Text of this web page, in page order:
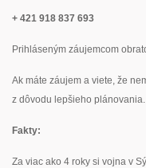
+ 421 918 837 693
Prihláseným záujemcom
Ak máte záujem a viete, že
z dôvodu lepšieho plánovania.
Fakty:
Za viac ako 4 roky si vojna v